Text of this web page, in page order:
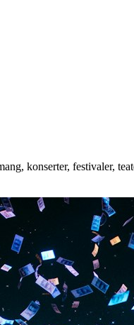
konserter, festivaler,